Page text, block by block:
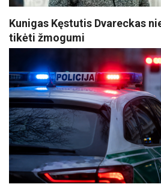
Kunigas Kęstutis Dvareckas
tikėti žmogumi